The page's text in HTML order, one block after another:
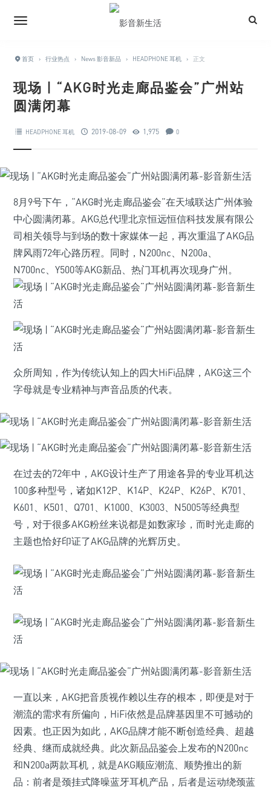
首页 › 行业热点 › News 影音新品 › HEADPHONE 耳机 › 正文
现场 | “AKG时光走廊品鉴会”广州站
圆满闭幕
HEADPHONE 耳机 2019-08-09 1,975 0
8月9号下午，“AKG时光走廊品鉴会”在天域联达广州体验
中心圆满闭幕。AKG总代理北京恒远恒信科技发展有限公
司相关领导与到场的数十家媒体一起，再次重温了AKG品
牌风雨72年心路历程。同时，N200nc、N200a、
N700nc、Y500等AKG新品、热门耳机再次现身广州。
众所周知，作为传统认知上的四大HiFi品牌，AKG这三个
字母就是专业精神与声音品质的代表。
在过去的72年中，AKG设计生产了用途各异的专业耳机达
100多种型号，诸如K12P、K14P、K24P、K26P、K701、
K601、K501、Q701、K1000、K3003、N5005等经典型
号，对于很多AKG粉丝来说都是如数家珍，而时光走廊的
主题也恰好印证了AKG品牌的光辉历史。
一直以来，AKG把音质视作赖以生存的根本，即便是对于
潮流的需求有所偏向，HiFi依然是品牌基因里不可撼动的
因素。也正因为如此，AKG品牌才能不断创造经典、超越
经典、继而成就经典。此次新品品鉴会上发布的N200nc
和N200a两款耳机，就是AKG顺应潮流、顺势推出的新
品：前者是颈挂式降噪蓝牙耳机产品，后者是运动绕颈蓝